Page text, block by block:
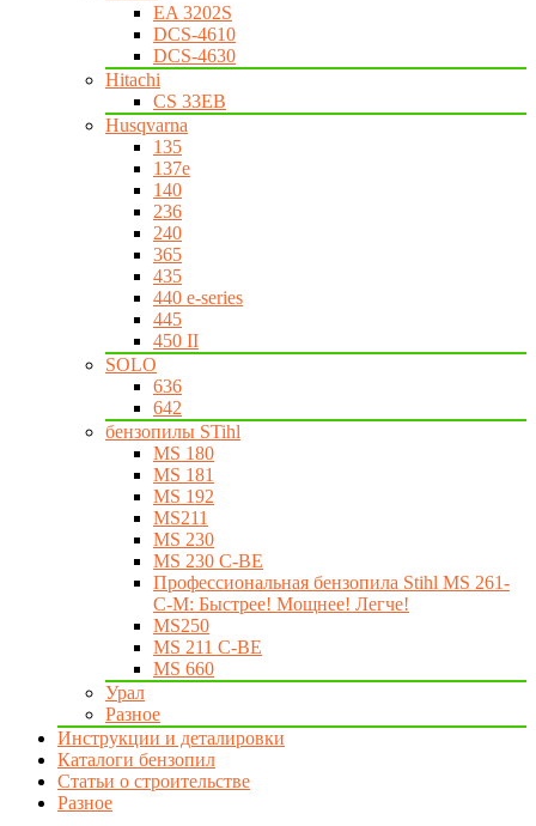
EA 3202S
DCS-4610
DCS-4630
Hitachi
CS 33EB
Husqvarna
135
137e
140
236
240
365
435
440 e-series
445
450 II
SOLO
636
642
бензопилы STihl
MS 180
MS 181
MS 192
MS211
MS 230
MS 230 C-BE
Профессиональная бензопила Stihl MS 261-
C-M: Быстрее! Мощнее! Легче!
MS250
MS 211 C-BE
MS 660
Урал
Разное
Инструкции и деталировки
Каталоги бензопил
Статьи о строительстве
Разное